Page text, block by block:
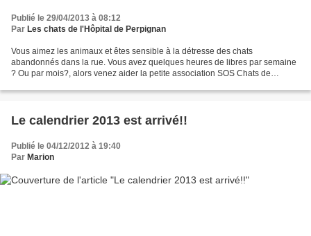
Publié le 29/04/2013 à 08:12
Par Les chats de l'Hôpital de Perpignan
Vous aimez les animaux et êtes sensible à la détresse des chats
abandonnés dans la rue. Vous avez quelques heures de libres par semaine
? Ou par mois?, alors venez aider la petite association SOS Chats de
Le calendrier 2013 est arrivé!!
Publié le 04/12/2012 à 19:40
Par Marion